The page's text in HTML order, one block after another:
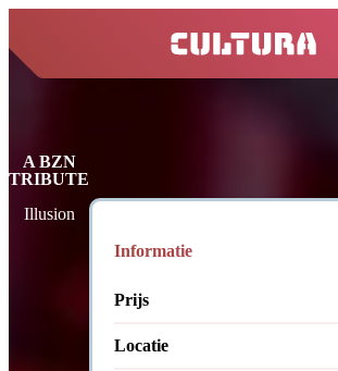
A BZN
TRIBUTE
Illusion
Informatie
Prijs
Locatie